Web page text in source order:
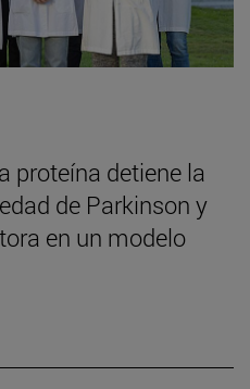
proteína detiene la
de Parkinson y
en un modelo